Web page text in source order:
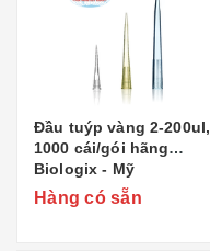
Đầu tuýp vàng 2-200ul,
1000 cái/gói hãng
Biologix - Mỹ
Hàng có sẵn